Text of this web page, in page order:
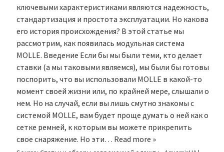
ключевыми характеристиками являются надежность,
стандартизация и простота эксплуатации. Но какова
его история происхождения? В этой статье мы
рассмотрим, как появилась модульная система
MOLLE. Введение Если бы мы были теми, кто делает
ставки (а мы таковыми являемся), мы были бы готовы
поспорить, что вы использовали MOLLE в какой-то
момент своей жизни или, по крайней мере, слышали о
нем. Но на случай, если вы лишь смутно знакомы с
системой MOLLE, вам будет проще думать о ней как о
сетке ремней, к которым вы можете прикрепить
свое снаряжение. Но эти… Read more »